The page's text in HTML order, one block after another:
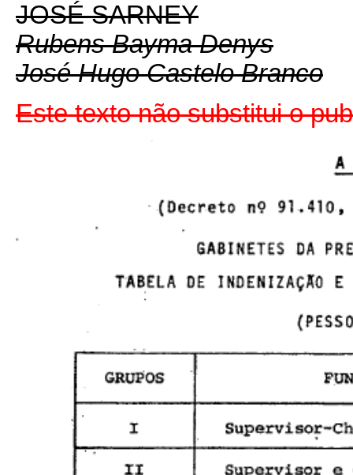
JOSÉ SARNEY
Rubens Bayma Denys
José Hugo Castelo Branco
Este texto não substitui o